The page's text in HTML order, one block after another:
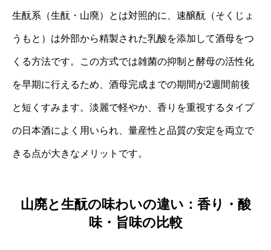
生酛系（生酛・山廃）とは対照的に、速醸酛（そくじょ
うもと）は外部から精製された乳酸を添加して酒母をつ
くる方法です。この方式では雑菌の抑制と酵母の活性化
を早期に行えるため、酒母完成までの期間が2週間前後
と短くすみます。淡麗で軽やか、香りを重視するタイプ
の日本酒によく用いられ、量産性と品質の安定を両立で
きる点が大きなメリットです。
山廃と生酛の味わいの違い：香り・酸
味・旨味の比較